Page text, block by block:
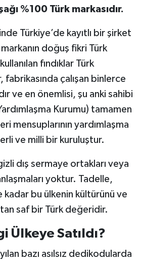
%100 Türk markasıdır.
Türkiye’de kayıtlı bir şirket
doğuş fikri Türk
fındıklar Türk
çalışan binlerce
ve en önemlisi, şu anki sahibi
Kurumu) tamamen
mensuplarının yardımlaşma
ve milli bir kuruluştur.
dış sermaye ortakları veya
yoktur. Tadelle,
bu ülkenin kültürünü ve
saf bir Türk değeridir.
Ülkeye Satıldı?
bazı asılsız dedikodularda